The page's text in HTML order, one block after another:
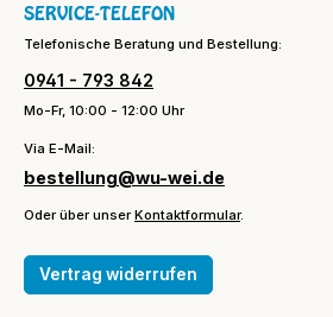
SERVICE-TELEFON
Telefonische Beratung und Bestellung:
0941 - 793 842
Mo-Fr, 10:00 - 12:00 Uhr
Via E-Mail:
bestellung@wu-wei.de
Oder über unserKontaktformular.
Vertrag widerrufen